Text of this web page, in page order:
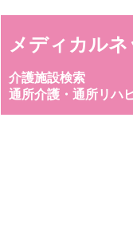
メディカル
介護施設検索
通所介護・通所リハ